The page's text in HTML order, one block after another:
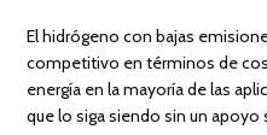
El hidrógeno con bajas
competitivo en términos de
energía en la mayoría de las
que lo siga siendo sin un apoyo